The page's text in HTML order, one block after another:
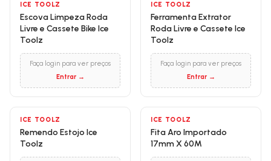
ICE TOOLZ
Escova Limpeza Roda
Livre e Cassete Bike Ice
Toolz
Faça login para ver preços
Entrar →
ICE TOOLZ
Ferramenta Extrator
Roda Livre e Cassete Ice
Toolz
Faça login para ver preços
Entrar →
ICE TOOLZ
Remendo Estojo Ice
Toolz
ICE TOOLZ
Fita Aro Importado
17mm X 60M